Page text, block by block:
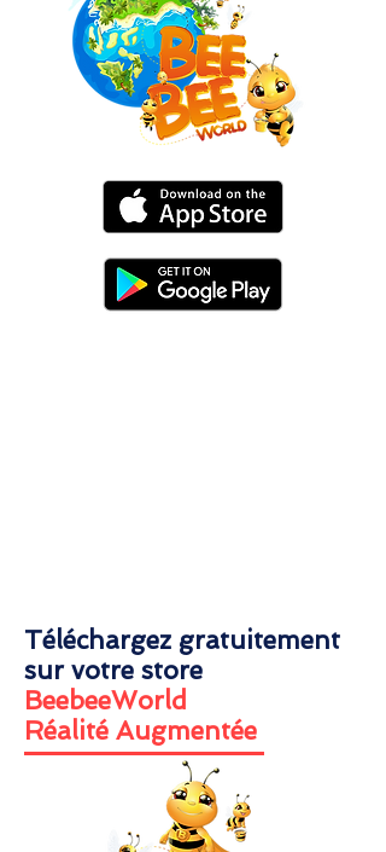
Apprenez à trier les déchets
Sensibilisez toute la famille
Téléchargez gratuitement
sur votre store
BeebeeWorld
Réalité Augmentée